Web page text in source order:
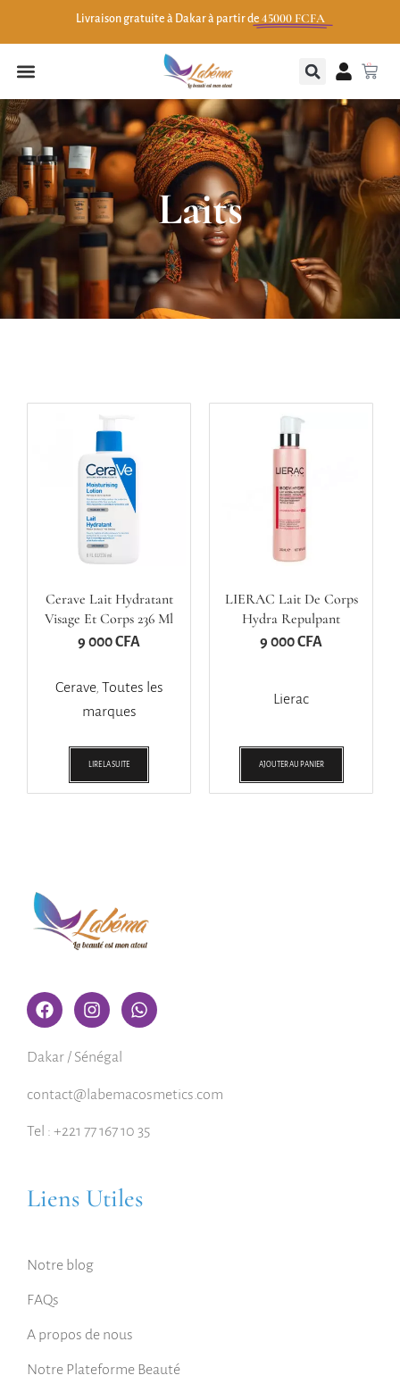
Livraison gratuite à Dakar à partir de 45000 FCFA
0
Laits
Cerave Lait Hydratant
Visage Et Corps 236 Ml
9 000CFA
Cerave, Toutes les
marques
LIRE LA SUITE
LIERAC Lait De Corps
Hydra Repulpant
9 000CFA
Lierac
AJOUTER AU PANIER
Dakar / Sénégal
contact@labemacosmetics.com
Tel : +221 77 167 10 35
Liens Utiles
Notre blog
FAQs
A propos de nous
Notre Plateforme Beauté